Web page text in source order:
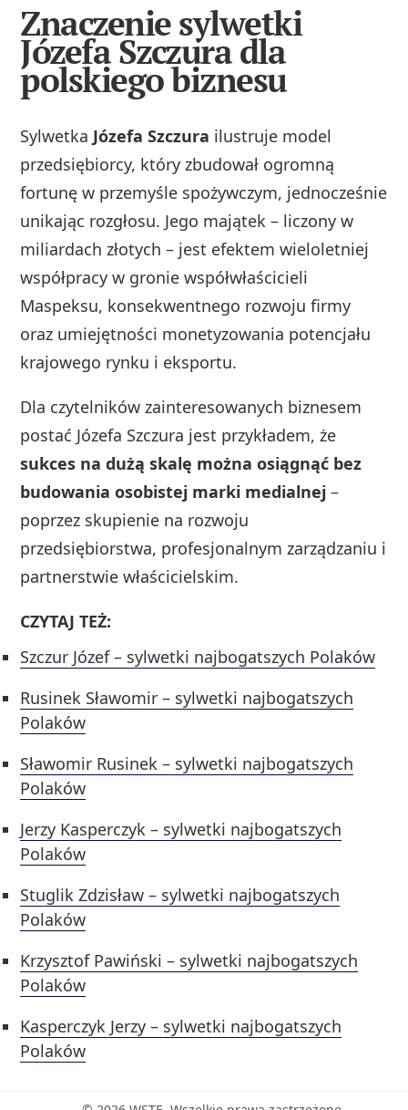
Znaczenie sylwetki
Józefa Szczura dla
polskiego biznesu
Sylwetka Józefa Szczura ilustruje model
przedsiębiorcy, który zbudował ogromną
fortunę w przemyśle spożywczym, jednocześnie
unikając rozgłosu. Jego majątek – liczony w
miliardach złotych – jest efektem wieloletniej
współpracy w gronie współwłaścicieli
Maspeksu, konsekwentnego rozwoju firmy
oraz umiejętności monetyzowania potencjału
krajowego rynku i eksportu.
Dla czytelników zainteresowanych biznesem
postać Józefa Szczura jest przykładem, że
sukces na dużą skalę można osiągnąć bez
budowania osobistej marki medialnej –
poprzez skupienie na rozwoju
przedsiębiorstwa, profesjonalnym zarządzaniu i
partnerstwie właścicielskim.
CZYTAJ TEŻ:
Szczur Józef – sylwetki najbogatszych Polaków
Rusinek Sławomir – sylwetki najbogatszych
Polaków
Sławomir Rusinek – sylwetki najbogatszych
Polaków
Jerzy Kasperczyk – sylwetki najbogatszych
Polaków
Stuglik Zdzisław – sylwetki najbogatszych
Polaków
Krzysztof Pawiński – sylwetki najbogatszych
Polaków
Kasperczyk Jerzy – sylwetki najbogatszych
Polaków